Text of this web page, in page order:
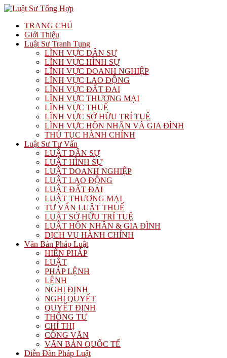
TRANG CHỦ
Giới Thiệu
Luật Sư Tranh Tụng
LĨNH VỰC DÂN SỰ
LĨNH VỰC HÌNH SỰ
LĨNH VỰC DOANH NGHIỆP
LĨNH VỰC LAO ĐỘNG
LĨNH VỰC ĐẤT ĐAI
LĨNH VỰC THƯƠNG MẠI
LĨNH VỰC THUẾ
LĨNH VỰC SỞ HỮU TRÍ TUỆ
LĨNH VỰC HÔN NHÂN VÀ GIA ĐÌNH
THỦ TỤC HÀNH CHÍNH
Luật Sư Tư Vấn
LUẬT DÂN SỰ
LUẬT HÌNH SỰ
LUẬT DOANH NGHIỆP
LUẬT LAO ĐỘNG
LUẬT ĐẤT ĐAI
LUẬT THƯƠNG MẠI
TƯ VẤN LUẬT THUẾ
LUẬT SỞ HỮU TRÍ TUỆ
LUẬT HÔN NHÂN & GIA ĐÌNH
DỊCH VỤ HÀNH CHÍNH
Văn Bản Pháp Luật
HIẾN PHÁP
LUẬT
PHÁP LỆNH
LỆNH
NGHỊ ĐỊNH
NGHỊ QUYẾT
QUYẾT ĐỊNH
THÔNG TƯ
CHỈ THỊ
CÔNG VĂN
VĂN BẢN QUỐC TẾ
Diễn Đàn Pháp Luật